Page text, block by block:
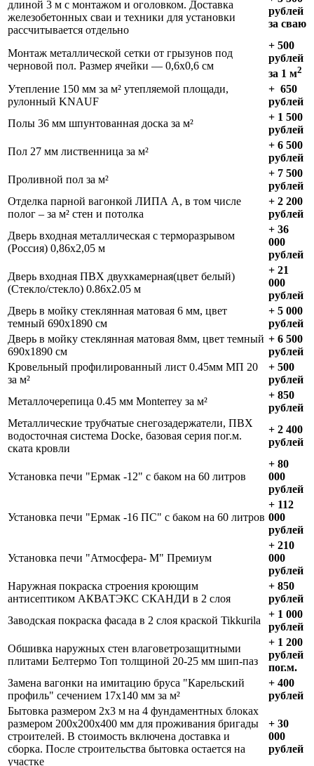
длиной 3 м с монтажом и оголовком. Доставка
железобетонных сваи и техники для установки
рассчитывается отдельно
рублей
за сваю
Монтаж металлической сетки от грызунов под
черновой пол. Размер ячейки — 0,6х0,6 см
+ 500
рублей
за 1 м2
Утепление 150 мм за м² утепляемой площади,
рулонный KNAUF
+ 650
рублей
Полы 36 мм шпунтованная доска за м²
+ 1 500
рублей
Пол 27 мм лиственница за м²
+ 6 500
рублей
Проливной пол за м²
+ 7 500
рублей
Отделка парной вагонкой ЛИПА А, в том числе
полог – за м² стен и потолка
+ 2 200
рублей
Дверь входная металлическая с терморазрывом
(Россия) 0,86х2,05 м
+ 36
000
рублей
Дверь входная ПВХ двухкамерная(цвет белый)
(Стекло/стекло) 0.86х2.05 м
+ 21
000
рублей
Дверь в мойку стеклянная матовая 6 мм, цвет
темный 690х1890 см
+ 5 000
рублей
Дверь в мойку стеклянная матовая 8мм, цвет темный
690х1890 см
+ 6 500
рублей
Кровельный профилированный лист 0.45мм МП 20
за м²
+ 500
рублей
Металлочерепица 0.45 мм Monterrey за м²
+ 850
рублей
Металлические трубчатые снегозадержатели, ПВХ
водосточная система Docke, базовая серия пог.м.
ската кровли
+ 2 400
рублей
Установка печи "Ермак -12" с баком на 60 литров
+ 80
000
рублей
Установка печи "Ермак -16 ПС" с баком на 60 литров
+ 112
000
рублей
Установка печи "Атмосфера- М" Премиум
+ 210
000
рублей
Наружная покраска строения кроющим
антисептиком АКВАТЭКС СКАНДИ в 2 слоя
+ 850
рублей
Заводская покраска фасада в 2 слоя краской Tikkurila
+ 1 000
рублей
Обшивка наружных стен влаговетрозащитными
плитами Белтермо Топ толщиной 20-25 мм шип-паз
+ 1 200
рублей
пог.м.
Замена вагонки на имитацию бруса "Карельский
профиль" сечением 17х140 мм за м²
+ 400
рублей
Бытовка размером 2х3 м на 4 фундаментных блоках
размером 200х200х400 мм для проживания бригады
строителей. В стоимость включена доставка и
сборка. После строительства бытовка остается на
участке
+ 30
000
рублей